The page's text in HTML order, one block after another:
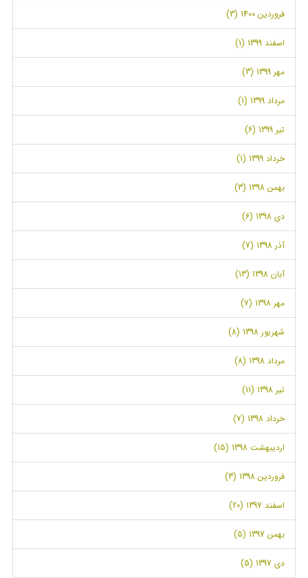
فروردین 1400 (3)
اسفند 1399 (1)
مهر 1399 (3)
مرداد 1399 (1)
تیر 1399 (6)
خرداد 1399 (1)
بهمن 1398 (3)
دی 1398 (6)
آذر 1398 (7)
آبان 1398 (13)
مهر 1398 (7)
شهریور 1398 (8)
مرداد 1398 (8)
تیر 1398 (11)
خرداد 1398 (7)
اردیبهشت 1398 (15)
فروردین 1398 (3)
اسفند 1397 (20)
بهمن 1397 (5)
دی 1397 (5)